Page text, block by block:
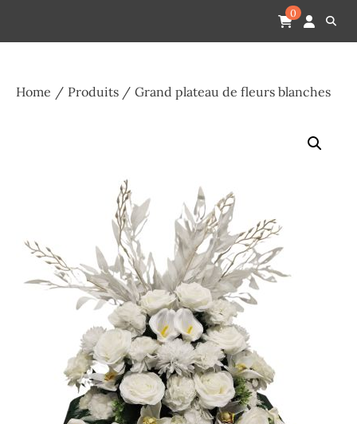
content
Espace Funéraire Michel Gardechaux
0
Home Produits Grand plateau de fleurs blanches